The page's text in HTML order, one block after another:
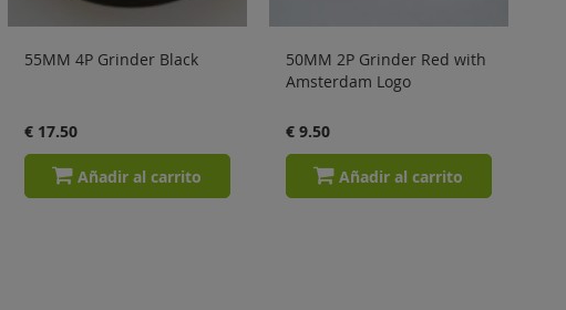
55MM 4P Grinder Black
€ 17.50
Añadir al carrito
50MM 2P Grinder Red with
Amsterdam Logo
€ 9.50
Añadir al carrito